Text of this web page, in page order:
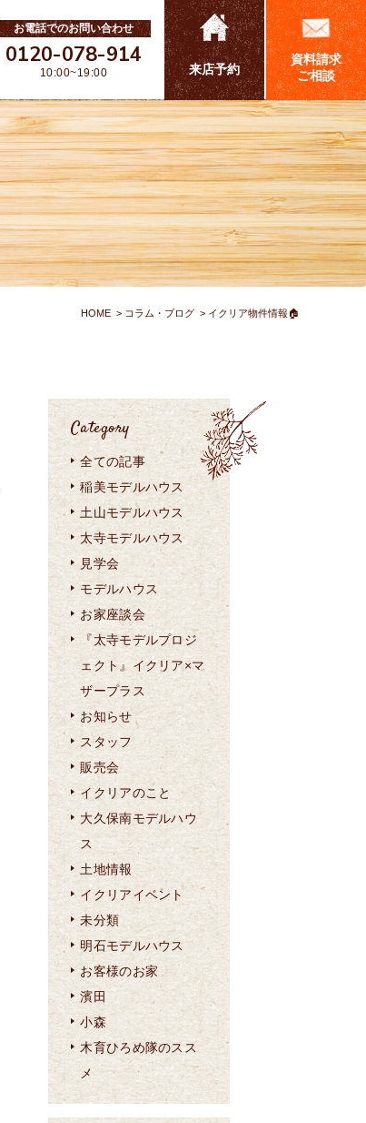
お電話でのお問い合わせ
0120-078-914
10:00~19:00 来店予約
資料請求
ご相談
HOME コラム・ブログ イクリア物件情報🏠
Category
全ての記事
稲美モデルハウス
土山モデルハウス
太寺モデルハウス
見学会
モデルハウス
お家座談会
『太寺モデルプロジ
ェクト』イクリア×マ
ザープラス
お知らせ
スタッフ
販売会
イクリアのこと
大久保南モデルハウ
ス
土地情報
イクリアイベント
未分類
明石モデルハウス
お客様のお家
濱田
小森
木育ひろめ隊のスス
メ